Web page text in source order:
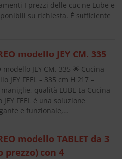
I prezzi delle cucine Lube e
su richiesta. È sufficiente
modello JEY CM. 335
modello JEY CM. 335 🌟 Cucina
JEY FEEL – 335 cm H 217 –
qualità LUBE La Cucina
JEY FEEL è una soluzione
e funzionale,…
modello TABLET da 3
prezzo) con 4